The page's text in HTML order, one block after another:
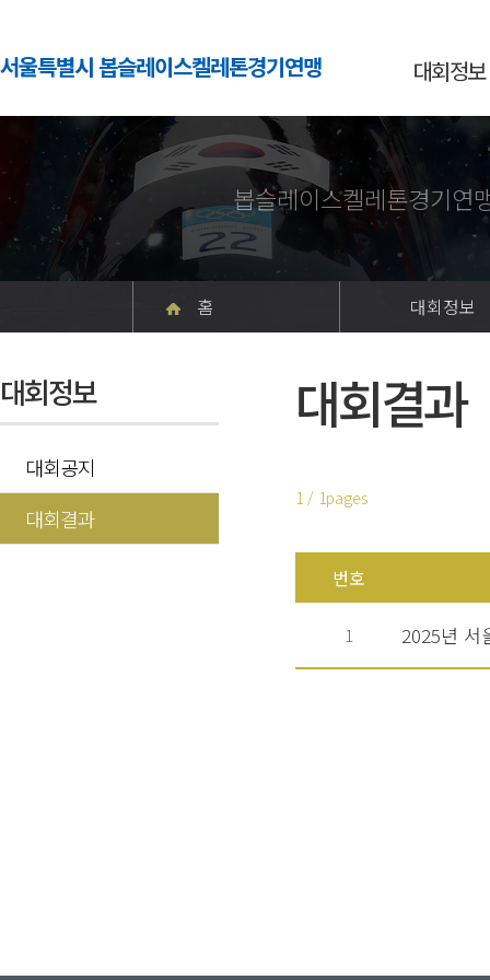
서울특별시 봅슬레이스켈레톤경기연맹 대회정보
봅슬레이스켈레톤경기연
홈 대회정보
대회정보
대회공지
대회결과
대회결과
1 / 1pages
번호
1 2025년 서